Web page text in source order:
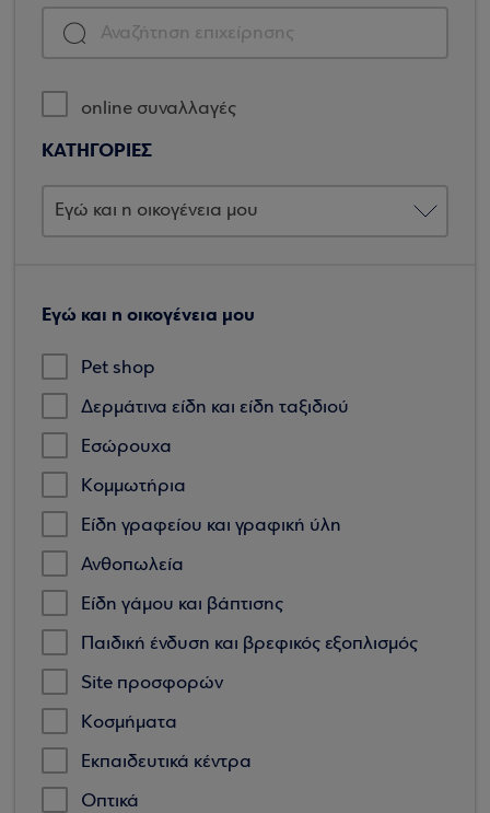
ΚΑΤΗΓΟΡΙΕΣ
online συναλλαγές
Εγώ και η οικογένεια μου
Pet shop
Δερμάτινα είδη και είδη ταξιδιού
Εσώρουχα
Κομμωτήρια
Είδη γραφείου και γραφική ύλη
Ανθοπωλεία
Είδη γάμου και βάπτισης
Παιδική ένδυση και βρεφικός εξοπλισμός
Site προσφορών
Κοσμήματα
Εκπαιδευτικά κέντρα
Οπτικά